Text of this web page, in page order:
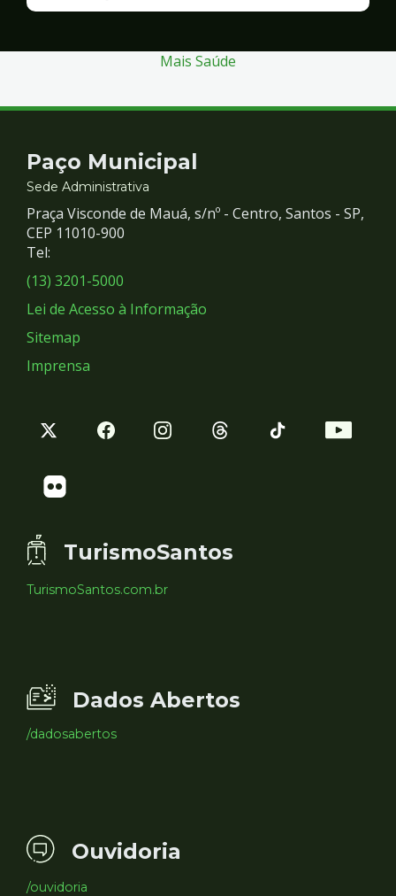
Mais Saúde
Contato
e
Redes
Sociais
Paço Municipal
Sede Administrativa
Praça Visconde de Mauá, s/nº - Centro, Santos - SP,
CEP 11010-900
Tel:
(13) 3201-5000
Lei de Acesso à Informação
Sitemap
Imprensa
TurismoSantos
TurismoSantos.com.br
Dados Abertos
/dadosabertos
Ouvidoria
/ouvidoria